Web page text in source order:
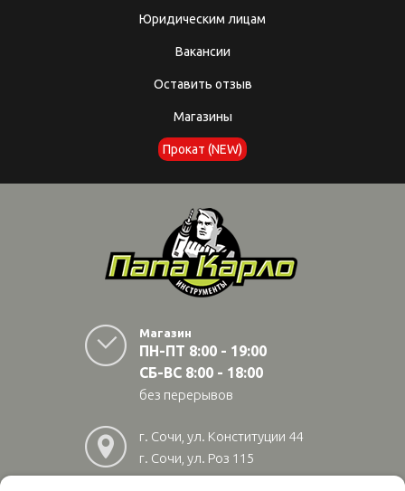
Юридическим лицам
Вакансии
Оставить отзыв
Магазины
Прокат (NEW)
Магазин
ПН-ПТ 8:00 - 19:00
СБ-ВС 8:00 - 18:00
без перерывов
г. Сочи, ул. Конституции 44
г. Сочи, ул. Роз 115
г. Адлер, ул Авиационная